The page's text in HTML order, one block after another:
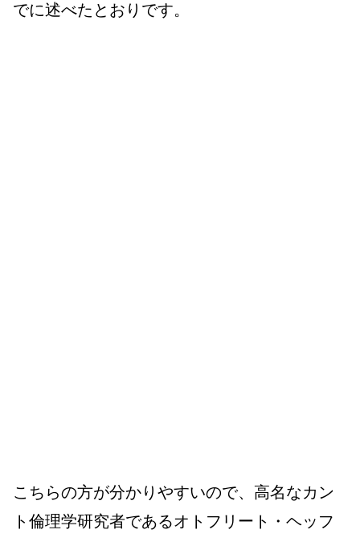
でに述べたとおりです。
こちらの方が分かりやすいので、高名なカン
ト倫理学研究者であるオトフリート・ヘッフ